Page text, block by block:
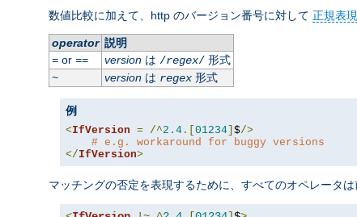
数値比較に加えて、http のバージョン番号に対して 正規表現
operator 説明
=or == versionは /regex/形式
~
versionは regex形式
例
<IfVersion = /^2.4 .[ 01234 $/>
# e.g. workaround for buggy versions
</IfVersion>
マッチングの否定を表現するために、すべてのオペレータ